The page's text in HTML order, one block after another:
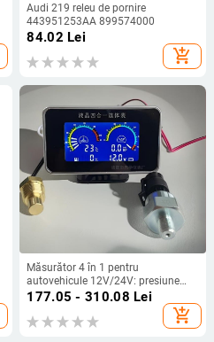
Audi 219 releu de pornire
443951253AA 899574000
84.02 Lei
add_shopping_cart
Măsurător 4 în 1 pentru
autovehicule 12V/24V: presiune
ulei, nivel combustibil și
177.05 - 310.08 Lei
add_shopping_cart